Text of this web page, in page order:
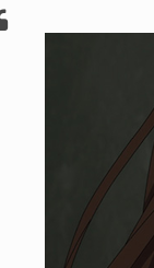
『Fairy gone
スウィーティ
『Fairy gone フ